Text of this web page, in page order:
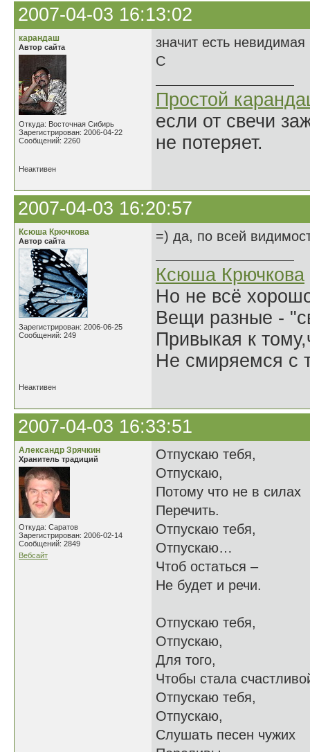
2007-04-03 16:13:02
карандаш
Автор сайта
Откуда: Восточная Сибирь
Зарегистрирован: 2006-04-22
Сообщений: 2260
значит есть
С
Простой
если от свечи
не потеряет.
Неактивен
2007-04-03 16:20:57
Ксюша Крючкова
Автор сайта
Зарегистрирован: 2006-06-25
Сообщений: 249
=) да, по всей
Ксюша Крючкова
Но не всё
Вещи разные -
Привыкая к
Не смиряемся с
Неактивен
2007-04-03 16:33:51
Александр Зрячкин
Хранитель традиций
Откуда: Саратов
Зарегистрирован: 2006-02-14
Сообщений: 2849
Вебсайт
Отпускаю тебя,
Отпускаю,
Потому что не в силах
Перечить.
Отпускаю тебя,
Отпускаю…
Чтоб остаться –
Не будет и речи.
Отпускаю тебя,
Отпускаю,
Для того,
Чтобы стала
Отпускаю тебя,
Отпускаю,
Слушать песен чужих